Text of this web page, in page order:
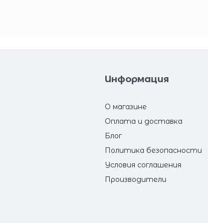
Информация
О магазине
Оплата и доставка
Блог
Политика безопасности
Условия соглашения
Производители